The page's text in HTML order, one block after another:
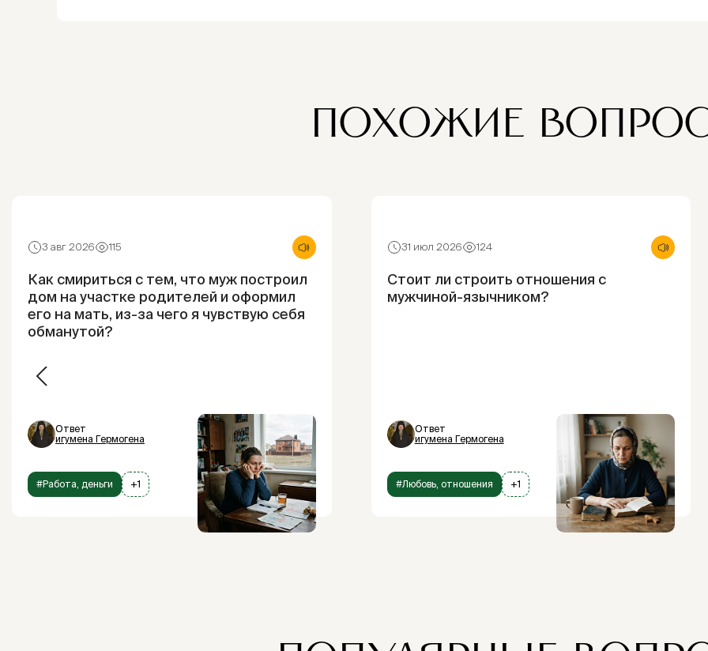
ПОХОЖИЕ
3 авг 2026 115
Как смириться с тем, что муж построил
дом на участке родителей и оформил
его на мать, из-за чего я чувствую себя
обманутой?
Ответ
игумена Гермогена
#Работа, деньги +1
31 июл 2026 124
Стоит ли строить отношения с
мужчиной-язычником?
Ответ
игумена Гермогена
#Любовь, отношения +1